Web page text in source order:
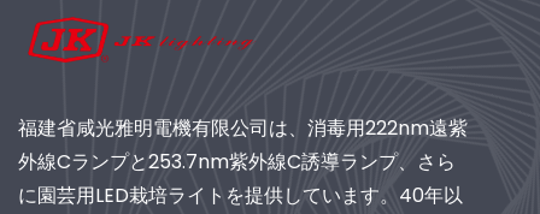
福建省咸光雅明電機有限公司は、消毒用222nm遠紫
外線Cランプと253.7nm紫外線C誘導ランプ、さら
に園芸用LED栽培ライトを提供しています。40年以